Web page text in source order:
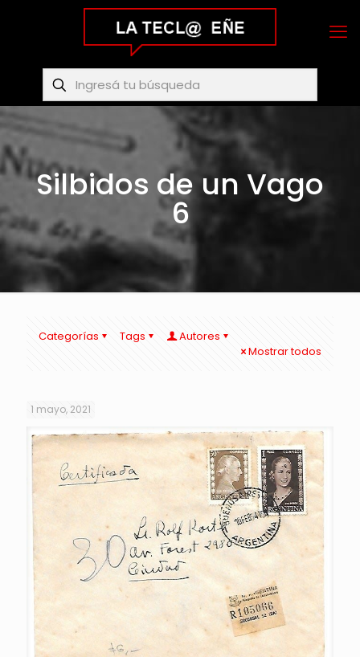
Silbidos de un Vago
6
Categorías Tags
Autores
Mostrar todos
1 mayo, 2021